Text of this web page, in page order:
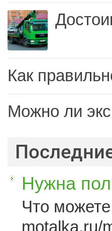
Как
Можно ли
Нужна
Что можете
motalka.ru/